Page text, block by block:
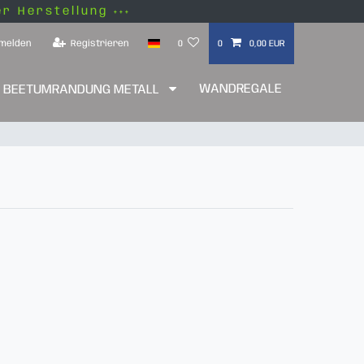
Herstellung +++
Registrieren 0 0 0,00 EUR
BEETUMRANDUNG METALL WANDREGALE